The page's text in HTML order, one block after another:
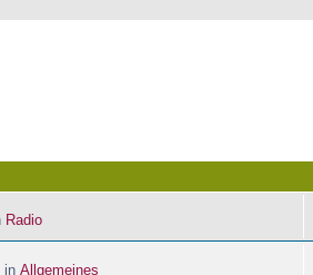
Radio
in Allgemeines